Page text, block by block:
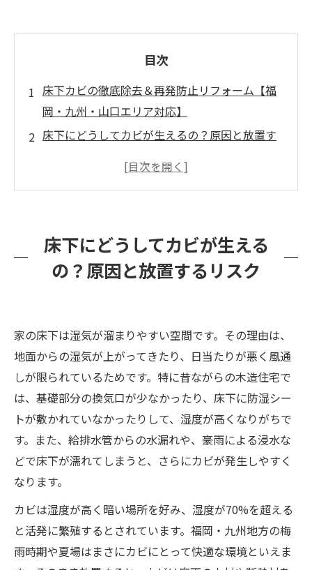
目次
床下カビの徹底除去＆再発防止リフォーム【福
岡・九州・山口エリア対応】
床下にどうしてカビが生えるの？原因と放置す
よくあるご相談とその回答
施工前後で変わること・住まいへの影響
床下にどうしてカビが生える
の？原因と放置するリスク
家の床下は湿気が溜まりやすい空間です。その理由は、
地面からの湿気が上がってきたり、日当たりが悪く風通
しが限られているためです。特に昔ながらの木造住宅で
は、基礎部分の換気口が少なかったり、床下に防湿シー
トが敷かれていなかったりして、湿度が高くなりがちで
す。また、給排水管からの水漏れや、豪雨による浸水な
どで床下が濡れてしまうと、さらにカビが発生しやすく
なります。
カビは湿度が高く暗い場所を好み、湿度が70%を超える
と活発に繁殖するとされています。福岡・九州地方の梅
雨時期や夏場はまさにカビにとって快適な環境といえま